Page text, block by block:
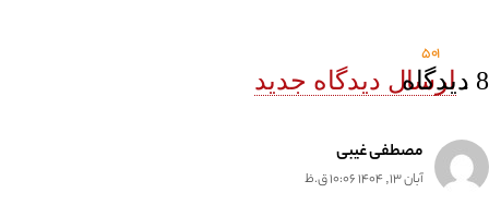
501
8 دیدگاه
. ارسال دیدگاه جدید
مصطفی غیبی
آبان 13, 1404 10:06 ق.ظ